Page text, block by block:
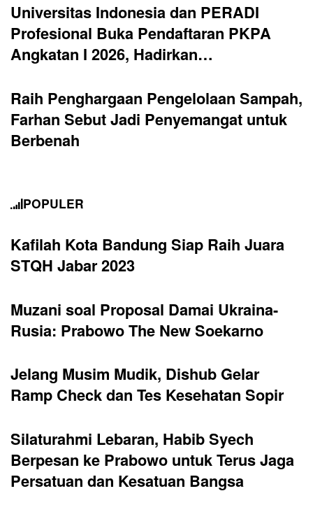
Universitas Indonesia dan PERADI
Profesional Buka Pendaftaran PKPA
Angkatan I 2026, Hadirkan…
Raih Penghargaan Pengelolaan Sampah,
Farhan Sebut Jadi Penyemangat untuk
Berbenah
POPULER
Kafilah Kota Bandung Siap Raih Juara
STQH Jabar 2023
Muzani soal Proposal Damai Ukraina-
Rusia: Prabowo The New Soekarno
Jelang Musim Mudik, Dishub Gelar
Ramp Check dan Tes Kesehatan Sopir
Silaturahmi Lebaran, Habib Syech
Berpesan ke Prabowo untuk Terus Jaga
Persatuan dan Kesatuan Bangsa